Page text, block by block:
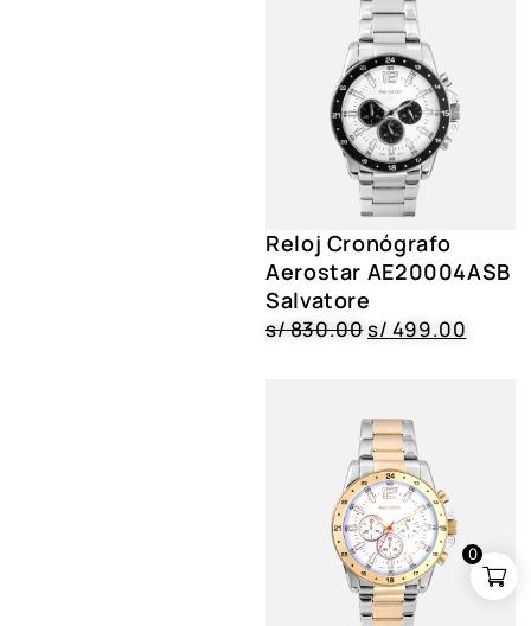
0
Reloj Cronógrafo
Aerostar AE20004ASB
Salvatore
s/830.00s/ 499.00